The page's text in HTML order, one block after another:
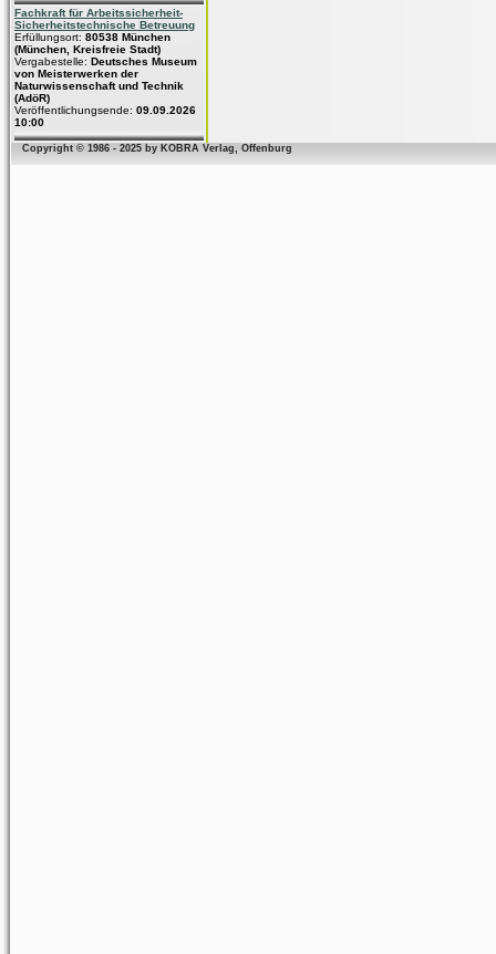
Fachkraft für Arbeitssicherheit-
Sicherheitstechnische Betreuung
Erfüllungsort: 80538 München
(München, Kreisfreie Stadt)
Vergabestelle: Deutsches Museum
von Meisterwerken der
Naturwissenschaft und Technik
(AdöR)
Veröffentlichungsende: 09.09.2026
10:00
Copyright © 1986 - 2025 by KOBRA Verlag, Offenburg